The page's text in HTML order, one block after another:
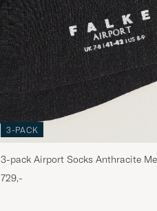
3-PACK
3-pack Airport Socks Anthracite
729,-